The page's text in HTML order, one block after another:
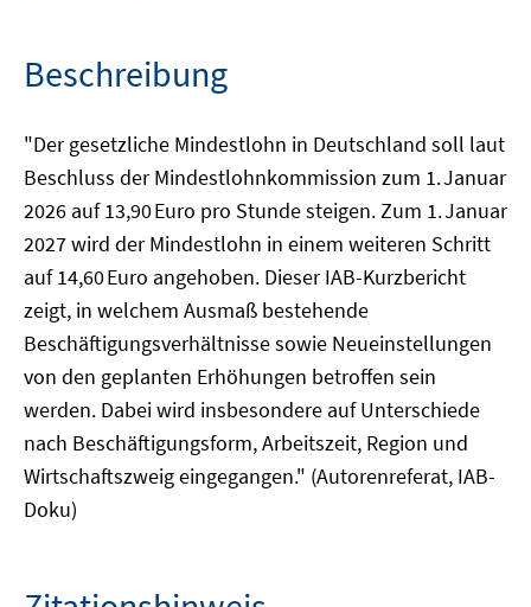
Beschreibung
"Der gesetzliche Mindestlohn in Deutschland soll laut
Beschluss der Mindestlohnkommission zum 1. Januar
2026 auf 13,90 Euro pro Stunde steigen. Zum 1. Januar
2027 wird der Mindestlohn in einem weiteren Schritt
auf 14,60 Euro an­gehoben. Dieser IAB-Kurzbericht
zeigt, in welchem Ausmaß bestehende
Beschäftigungsverhältnisse sowie Neueinstellungen
von den geplanten Erhöhungen betroffen sein
werden. Dabei wird insbesondere auf Unterschiede
nach Beschäftigungsform, Arbeitszeit, Region und
Wirtschaftszweig eingegangen." (Autorenreferat, IAB-
Doku)